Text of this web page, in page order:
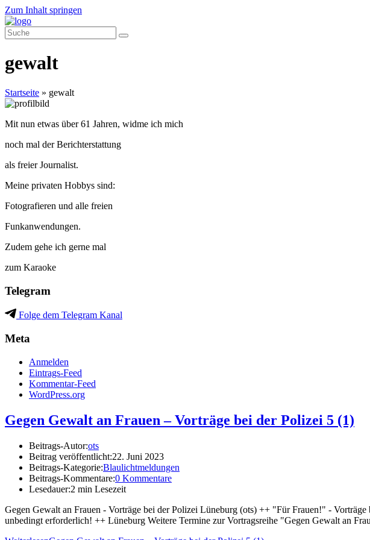
Zum Inhalt springen
gewalt
Startseite » gewalt
Mit nun etwas über 61 Jahren, widme ich mich
noch mal der Berichterstattung
als freier Journalist.
Meine privaten Hobbys sind:
Fotografieren und alle freien
Funkanwendungen.
Zudem gehe ich gerne mal
zum Karaoke
Telegram
Folge dem Telegram Kanal
Meta
Anmelden
Eintrags-Feed
Kommentar-Feed
WordPress.org
Gegen Gewalt an Frauen – Vorträge bei der Polizei 5 (1)
Beitrags-Autor:ots
Beitrag veröffentlicht:22. Juni 2023
Beitrags-Kategorie:Blaulichtmeldungen
Beitrags-Kommentare:0 Kommentare
Lesedauer:2 min Lesezeit
Gegen Gewalt an Frauen - Vorträge bei der Polizei Lüneburg (ots) ++ "Für Frauen!" -
unbedingt erforderlich! ++ Lüneburg Weitere Termine zur Vortragsreihe "Gegen Gewalt an